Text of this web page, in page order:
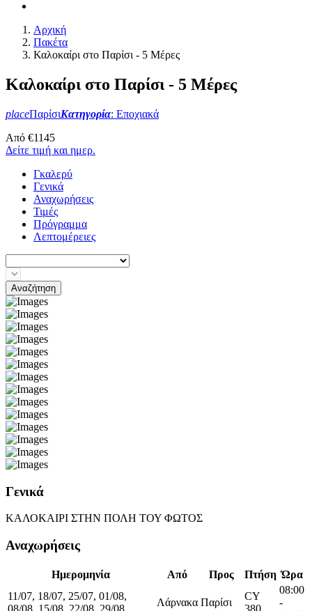
Αρχική
Πακέτα
Καλοκαίρι στο Παρίσι - 5 Μέρες
Καλοκαίρι στο Παρίσι - 5 Μέρες
placeΠαρίσιΚατηγορία: Εποχιακά
Από €1145
Δείτε τιμή και ημερ.
Γκαλερύ
Γενικά
Αναχωρήσεις
Τιμές
Πρόγραμμα
Λεπτομέρειες
Αναζήτηση
Γενικά
ΚΑΛΟΚΑΙΡΙ ΣΤΗΝ ΠΟΛΗ ΤΟΥ ΦΩΤΟΣ
Αναχωρήσεις
Ημερομηνία Από Προς Πτήση Ώρα
11/07, 18/07, 25/07, 01/08,
08/08, 15/08, 22/08, 29/08
Λάρνακα Παρίσι
CY
380
08:00
-